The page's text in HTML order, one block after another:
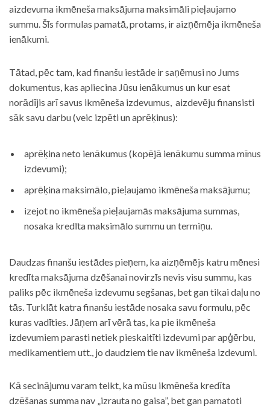
aizdevuma ikmēneša maksājuma maksimāli pieļaujamo
summu. Šīs formulas pamatā, protams, ir aizņēmēja ikmēneša
ienākumi.
Tātad, pēc tam, kad finanšu iestāde ir saņēmusi no Jums
dokumentus, kas apliecina Jūsu ienākumus un kur esat
norādījis arī savus ikmēneša izdevumus, aizdevēju finansisti
sāk savu darbu (veic izpēti un aprēķinus):
aprēķina neto ienākumus (kopējā ienākumu summa mīnus
izdevumi);
aprēķina maksimālo, pieļaujamo ikmēneša maksājumu;
izejot no ikmēneša pieļaujamās maksājuma summas,
nosaka kredīta maksimālo summu un termiņu.
Daudzas finanšu iestādes pieņem, ka aizņēmējs katru mēnesi
kredīta maksājuma dzēšanai novirzīs nevis visu summu, kas
paliks pēc ikmēneša izdevumu segšanas, bet gan tikai daļu no
tās. Turklāt katra finanšu iestāde nosaka savu formulu, pēc
kuras vadīties. Jāņem arī vērā tas, ka pie ikmēneša
izdevumiem parasti netiek pieskaitīti izdevumi par apģērbu,
medikamentiem utt., jo daudziem tie nav ikmēneša izdevumi.
Kā secinājumu varam teikt, ka mūsu ikmēneša kredīta
dzēšanas summa nav „izrauta no gaisa”, bet gan pamatoti